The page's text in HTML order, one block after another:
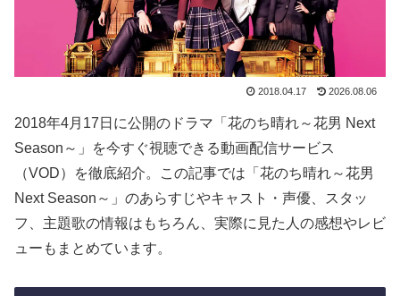
2018.04.17 2026.08.06
2018年4月17日に公開のドラマ「花のち晴れ～花男 Next
Season～」を今すぐ視聴できる動画配信サービス
（VOD）を徹底紹介。この記事では「花のち晴れ～花男
Next Season～」のあらすじやキャスト・声優、スタッ
フ、主題歌の情報はもちろん、実際に見た人の感想やレビ
ューもまとめています。